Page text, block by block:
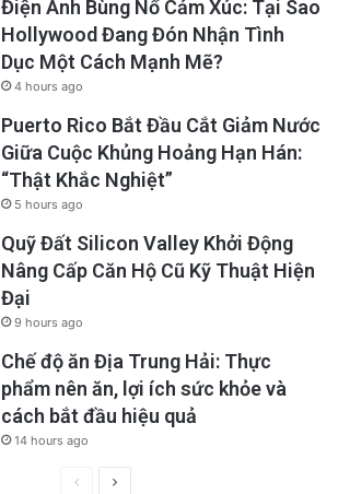
Điện Ảnh Bùng Nổ Cảm Xúc: Tại Sao
Hollywood Đang Đón Nhận Tình
Dục Một Cách Mạnh Mẽ?
4 hours ago
Puerto Rico Bắt Đầu Cắt Giảm Nước
Giữa Cuộc Khủng Hoảng Hạn Hán:
“Thật Khắc Nghiệt”
5 hours ago
Quỹ Đất Silicon Valley Khởi Động
Nâng Cấp Căn Hộ Cũ Kỹ Thuật Hiện
Đại
9 hours ago
Chế độ ăn Địa Trung Hải: Thực
phẩm nên ăn, lợi ích sức khỏe và
cách bắt đầu hiệu quả
14 hours ago
PreviousNext